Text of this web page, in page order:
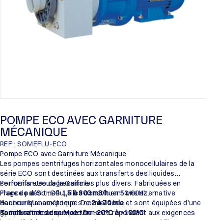
POMPE ECO AVEC GARNITURE
MÉCANIQUE
REF : SOMEFLU-ECO
Pompe ECO avec Garniture Mécanique :
Les pompes centrifuges horizontales monocellulaires de la
série ECO sont destinées aux transferts des liquides
corrosifs et/ou agressifs les plus divers. Fabriquées en
France par Someflu, elles constituent une alternative
économique aux pompes normalisées et sont équipées d’une
garniture mécanique performante répondant aux exigences
Performances de la Gamme :
Plage de débit : De1,5 à 300 m3/hen 50/60Hz.
Hauteur Manométrique : De2 à 70 mlc.
Température de service : De-20°C à +100°C.
Spécifications des Moteurs :